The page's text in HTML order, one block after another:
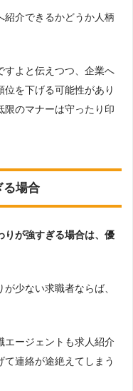
紹介できるかどうか人柄
すよと伝えつつ、企業へ
を下げる可能性があり
限のマナーは守ったり印
る場合
りが強すぎる場合は、優
少ない求職者ならば、
エージェントも求人紹介
連絡が途絶えてしまう